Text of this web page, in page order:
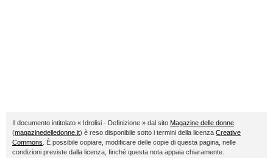
Il documento intitolato « Idrolisi - Definizione » dal sito Magazine delle donne
(magazinedelledonne.it) è reso disponibile sotto i termini della licenza Creative
Commons . È possibile copiare, modificare delle copie di questa pagina, nelle
condizioni previste dalla licenza, finché questa nota appaia chiaramente.